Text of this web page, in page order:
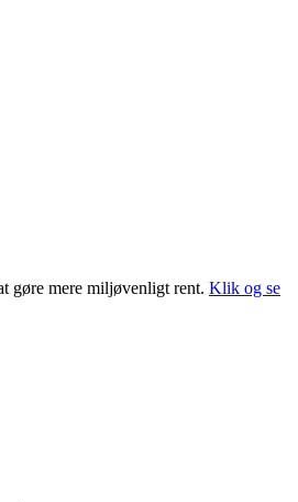
gøre mere miljøvenligt rent. Klik og se